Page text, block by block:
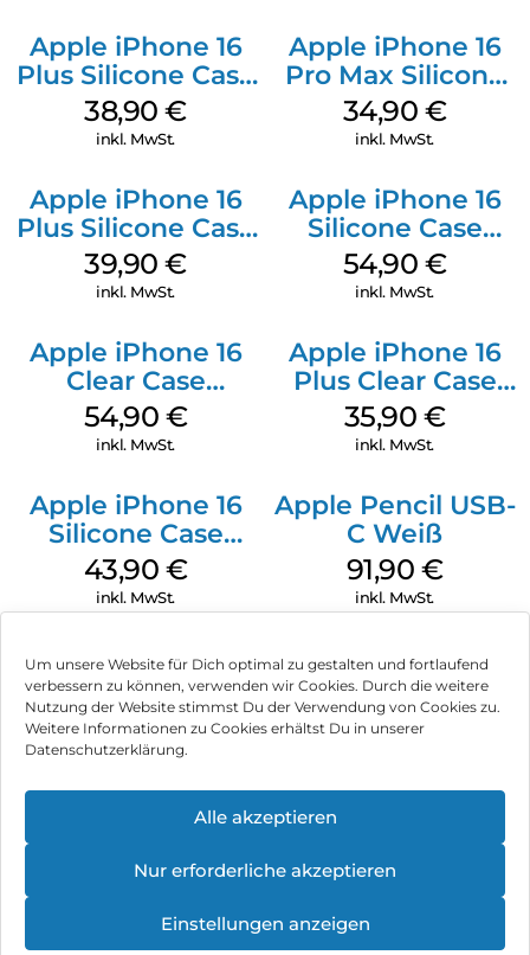
Um unsere Website für Dich optimal zu gestalten und fortlaufend
verbessern zu können, verwenden wir Cookies. Durch die weitere
Nutzung der Website stimmst Du der Verwendung von Cookies zu.
Weitere Informationen zu Cookies erhältst Du in unserer
Datenschutzerklärung.
Alle akzeptieren
Nur erforderliche akzeptieren
Einstellungen anzeigen
Apple iPhone 16
Plus Silicone Case
MagSafe Denim
38,90€
inkl. MwSt.
Apple iPhone 16
Pro Max Silicone
Case MagSafe
Denim
34,90 €
inkl. MwSt.
Apple iPhone 16
Plus Silicone Case
MagSafe Plum
39,90€
inkl. MwSt.
Apple iPhone 16
Silicone Case
MagSafe Lake
Green
54,90 €
inkl. MwSt.
Apple iPhone 16
Clear Case
MagSafe
Transparent
54,90 €
inkl. MwSt.
Apple iPhone 16
Plus Clear Case
MagSafe
Transparent
35,90 €
inkl. MwSt.
Apple iPhone 16
Silicone Case
MagSafe Plum
43,90 €
inkl. MwSt.
Apple Pencil USB-
C Weiß
91,90 €
inkl. MwSt.
Impressum
Hinweis zur Batterieentsorgung
Newsletter
Können wir Dir behilflich sein?